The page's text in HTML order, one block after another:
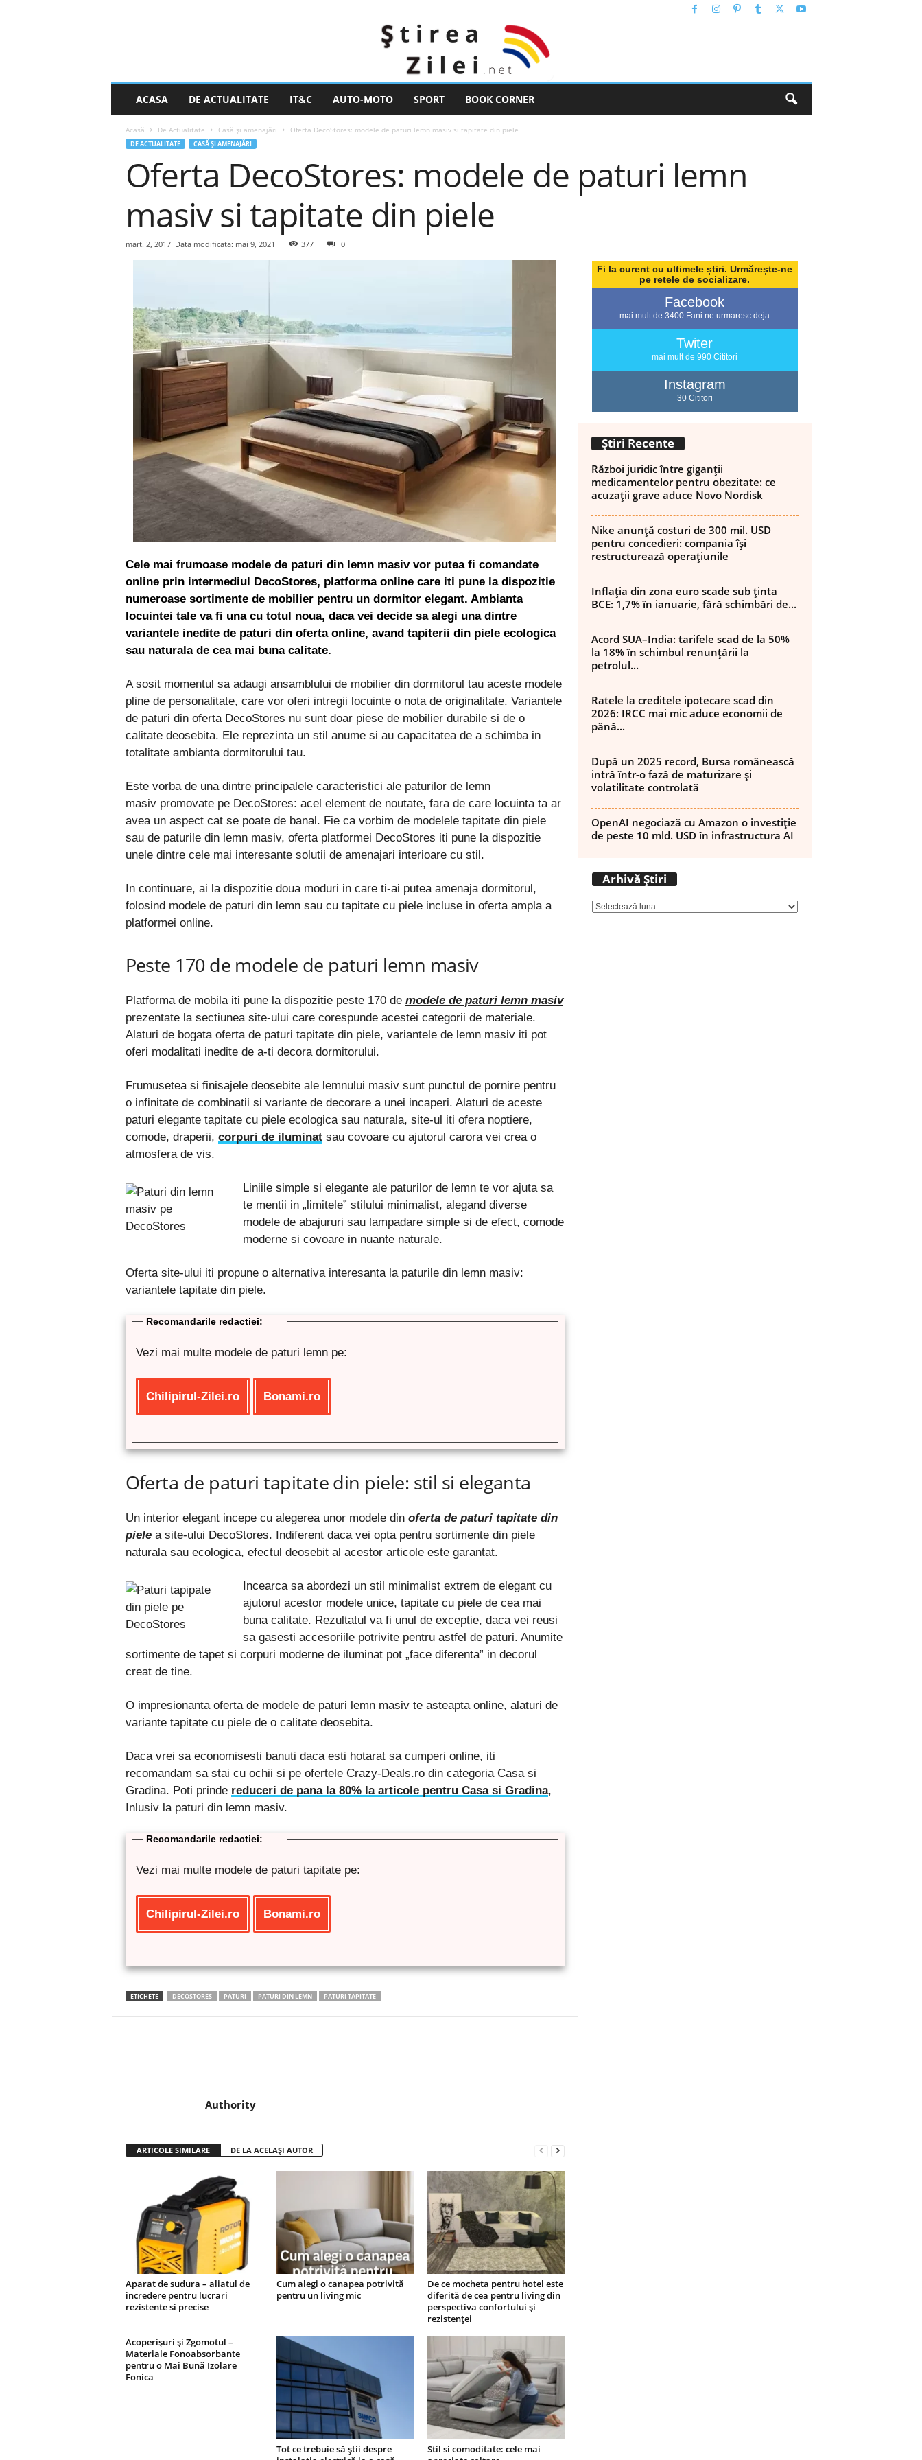
i
ACASA DE ACTUALITATE IT&C AUTO-MOTO SPORT BOOK CORNER
Acasă De Actualitate Casă și amenajări Oferta DecoStores: modele de paturi lemn masiv si tapitate din piele
DE ACTUALITATE CASĂ ȘI AMENAJĂRI
Oferta DecoStores: modele de paturi lemn
masiv si tapitate din piele
mart. 2, 2017 Data modificata: mai 9, 2021 377 0
Cele mai frumoase modele de paturi din lemn masiv vor putea fi comandate
online prin intermediul DecoStores, platforma online care iti pune la dispozitie
numeroase sortimente de mobilier pentru un dormitor elegant. Ambianta
locuintei tale va fi una cu totul noua, daca vei decide sa alegi una dintre
variantele inedite de paturi din oferta online, avand tapiterii din piele ecologica
sau naturala de cea mai buna calitate.
A sosit momentul sa adaugi ansamblului de mobilier din dormitorul tau aceste modele
pline de personalitate, care vor oferi intregii locuinte o nota de originalitate. Variantele
de paturi din oferta DecoStores nu sunt doar piese de mobilier durabile si de o
calitate deosebita. Ele reprezinta un stil anume si au capacitatea de a schimba in
totalitate ambianta dormitorului tau.
Este vorba de una dintre principalele caracteristici ale paturilor de lemn
masiv promovate pe DecoStores: acel element de noutate, fara de care locuinta ta ar
avea un aspect cat se poate de banal. Fie ca vorbim de modelele tapitate din piele
sau de paturile din lemn masiv, oferta platformei DecoStores iti pune la dispozitie
unele dintre cele mai interesante solutii de amenajari interioare cu stil.
In continuare, ai la dispozitie doua moduri in care ti-ai putea amenaja dormitorul,
folosind modele de paturi din lemn sau cu tapitate cu piele incluse in oferta ampla a
platformei online.
Peste 170 de modele de paturi lemn masiv
Platforma de mobila iti pune la dispozitie peste 170 de modele de paturi lemn masiv
prezentate la sectiunea site-ului care corespunde acestei categorii de materiale.
Alaturi de bogata oferta de paturi tapitate din piele, variantele de lemn masiv iti pot
oferi modalitati inedite de a-ti decora dormitorului.
Frumusetea si finisajele deosebite ale lemnului masiv sunt punctul de pornire pentru
o infinitate de combinatii si variante de decorare a unei incaperi. Alaturi de aceste
paturi elegante tapitate cu piele ecologica sau naturala, site-ul iti ofera noptiere,
comode, draperii, corpuri de iluminatsau covoare cu ajutorul carora vei crea o
atmosfera de vis.
Liniile simple si elegante ale paturilor de lemn te vor ajuta sa
te mentii in „limitele” stilului minimalist, alegand diverse
modele de abajururi sau lampadare simple si de efect, comode
moderne si covoare in nuante naturale.
Oferta site-ului iti propune o alternativa interesanta la paturile din lemn masiv:
variantele tapitate din piele.
Recomandarile redactiei:
Vezi mai multe modele de paturi lemn pe:
Chilipirul-Zilei.ro Bonami.ro
Oferta de paturi tapitate din piele: stil si eleganta
Un interior elegant incepe cu alegerea unor modele din oferta de paturi tapitate din
pielea site-ului DecoStores. Indiferent daca vei opta pentru sortimente din piele
naturala sau ecologica, efectul deosebit al acestor articole este garantat.
Incearca sa abordezi un stil minimalist extrem de elegant cu
ajutorul acestor modele unice, tapitate cu piele de cea mai
buna calitate. Rezultatul va fi unul de exceptie, daca vei reusi
sa gasesti accesoriile potrivite pentru astfel de paturi. Anumite
sortimente de tapet si corpuri moderne de iluminat pot „face diferenta” in decorul
creat de tine.
O impresionanta oferta de modele de paturi lemn masiv te asteapta online, alaturi de
variante tapitate cu piele de o calitate deosebita.
Daca vrei sa economisesti banuti daca esti hotarat sa cumperi online, iti
recomandam sa stai cu ochii si pe ofertele Crazy-Deals.ro din categoria Casa si
Gradina. Poti prinde reduceri de pana la 80% la articole pentru Casa si Gradina,
Inlusiv la paturi din lemn masiv.
Recomandarile redactiei:
Vezi mai multe modele de paturi tapitate pe:
Chilipirul-Zilei.ro Bonami.ro
ETICHETE DECOSTORES PATURI PATURI DIN LEMN PATURI TAPITATE
Authority
ARTICOLE SIMILARE DE LA ACELAȘI AUTOR
Aparat de sudura – aliatul de
incredere pentru lucrari
rezistente si precise
Cum alegi o canapea potrivită
pentru un living mic
De ce mocheta pentru hotel este
diferită de cea pentru living din
perspectiva confortului și
rezistenței
Acoperişuri şi Zgomotul –
Materiale Fonoabsorbante
pentru o Mai Bună Izolare
Fonica
Tot ce trebuie să știi despre
Stil si comoditate: cele mai
Fi la curent cu ultimele știri. Urmărește-ne
pe retele de socializare.
Facebook
mai mult de 3400 Fani ne urmaresc deja
Twiter
mai mult de 990 Cititori
Instagram
30 Cititori
Știri Recente
Război juridic între giganții
medicamentelor pentru obezitate: ce
acuzații grave aduce Novo Nordisk
Nike anunță costuri de 300 mil. USD
pentru concedieri: compania își
restructurează operațiunile
Inflația din zona euro scade sub ținta
BCE: 1,7% în ianuarie, fără schimbări de...
Acord SUA–India: tarifele scad de la 50%
la 18% în schimbul renunțării la
petrolul...
Ratele la creditele ipotecare scad din
2026: IRCC mai mic aduce economii de
până...
După un 2025 record, Bursa românească
intră într-o fază de maturizare și
volatilitate controlată
OpenAI negociază cu Amazon o investiție
de peste 10 mld. USD în infrastructura AI
Arhivă Știri